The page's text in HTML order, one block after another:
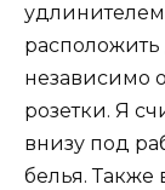
удлинителем
независимо
розетки. Я
внизу под
белья.